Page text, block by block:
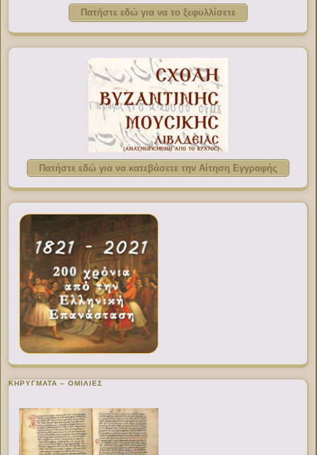
Πατήστε εδώ για να το ξεφυλλίσετε
Πατήστε εδώ για να κατεβάσετε την Αίτηση Εγγραφής
ΚΗΡΥΓΜΑΤΑ – ΟΜΙΛΙΕΣ